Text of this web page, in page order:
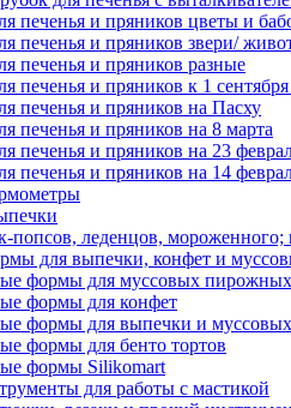
печенья и пряников цветы и
печенья и пряников звери/
печенья и пряников разные
печенья и пряников к 1
печенья и пряников на Пасху
печенья и пряников на 8 марта
печенья и пряников на 23
печенья и пряников на 14
попсов, леденцов,
для выпечки, конфет и
формы для муссовых пирожных
формы для конфет
формы для выпечки и муссовых
формы для бенто тортов
формы Silikomart
для работы с мастикой